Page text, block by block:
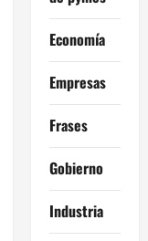
Economía
Empresas
Frases
Gobierno
Industria